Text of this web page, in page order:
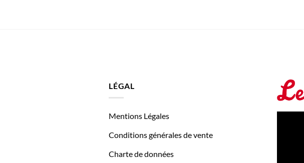
LÉGAL
Mentions Légales
Conditions générales de vente
Charte de données